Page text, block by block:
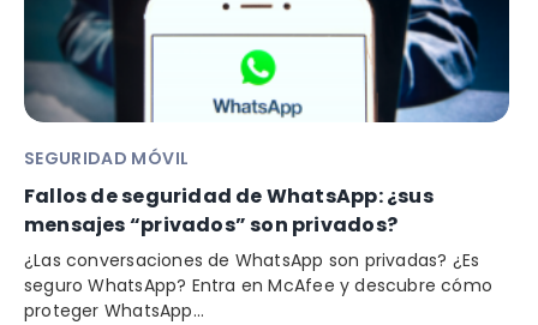
SEGURIDAD MÓVIL
Fallos de seguridad de WhatsApp: ¿sus
mensajes “privados” son privados?
¿Las conversaciones de WhatsApp son privadas? ¿Es
seguro WhatsApp? Entra en McAfee y descubre cómo
proteger WhatsApp...